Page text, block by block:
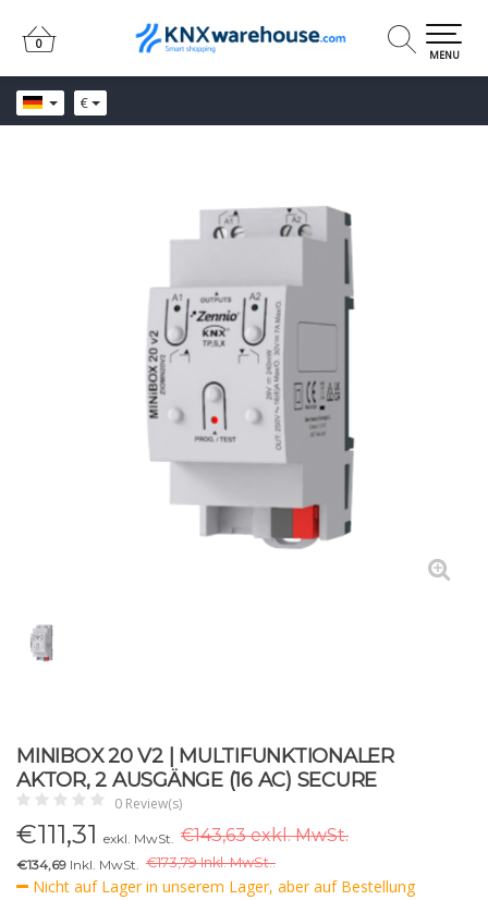
€
0
0
MENU
MINIBOX 20 V2 | MULTIFUNKTIONALER
AKTOR, 2 AUSGÄNGE (16 AC) SECURE
0 Review(s)
€111,31 exkl. MwSt. €143,63 exkl. MwSt.
€134,69 Inkl. MwSt. €173,79 Inkl. MwSt..
Nicht auf Lager in unserem Lager, aber auf Bestellung